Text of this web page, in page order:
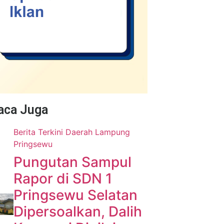
Juga
Berita Terkini Daerah Lampung
Pringsewu
Pungutan Sampul
Rapor di SDN 1
Pringsewu Selatan
Dipersoalkan, Dalih